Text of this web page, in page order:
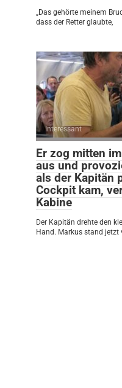
„Das gehörte meinem
dass der Retter glaubte,
Interessant
Er zog mitten
aus und
als der Kapitän
Cockpit kam,
Kabine
Der Kapitän drehte den
Hand. Markus stand jetzt